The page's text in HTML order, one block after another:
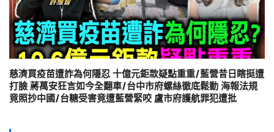
慈濟買疫苗遭詐為何隱忍 十億元鉅款疑點重重/藍營昔日瞎挺遭
打臉 蔣萬安狂言如今全翻車/台中市府螺絲徹底鬆動 海報法規
竟照抄中國/台糖受害竟遭藍營緊咬 盧市府護航罪犯遭批